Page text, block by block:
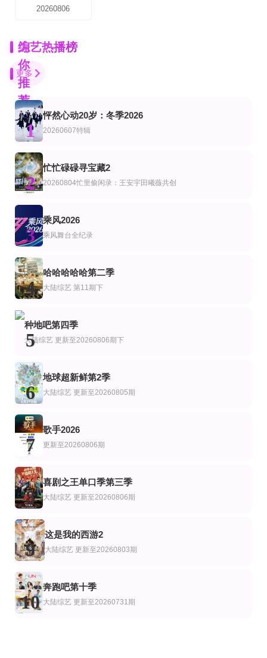
20260806
为
你
推
荐
第2期
王子与乞丐
全08集
欢迎来到异人世界
完结
未至之境
更新至20260730期
静请期戴
李静,戴军
更新至第6期
血战X
李尚敏,洪榛浩,박지민,곽범,서출구,하승진
第1期
风向中
友你的旅行
心动双重奏
快乐你懂的
第12期
无辣不欢第2季
正片
第十六届北京国际电影节颁奖典
朱丽叶·比诺什,毕赣,陈英雄,加布里埃尔·马斯卡罗,张小斐
更新至20260806(第2期下美食竞技纯享版)
一饭封神2026
更新至33期
爱情岛(美国版)第八季
Ariana·Madix,Ciara·Miller,Tefi·Pessoa
第1期加更下
心动的信号第9季
薛凯琪,杨超越,代旭,杜海涛,张纯烨
更新至第6期
卧底厨神
金喜泰,郑智善,权圣晙,金风
综艺热播榜
更多
1
怦然心动20岁：冬季2026
20260607特辑
2
忙忙碌碌寻宝藏2
20260804忙里偷闲录：王安宇田曦薇共创
3
乘风2026
乘风舞台全纪录
4
哈哈哈哈哈第二季
大陆综艺 第11期下
5
种地吧第四季
大陆综艺 更新至20260806期下
6
地球超新鲜第2季
大陆综艺 更新至20260805期
7
歌手2026
更新至20260806期
8
喜剧之王单口季第三季
大陆综艺 更新至20260806期
9
这是我的西游2
大陆综艺 更新至20260803期
10
奔跑吧第十季
大陆综艺 更新至20260731期